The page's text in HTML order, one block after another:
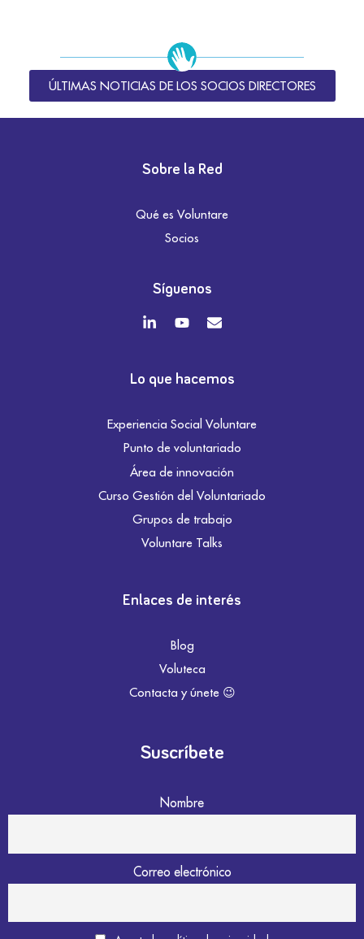
ÚLTIMAS NOTICIAS DE LOS SOCIOS DIRECTORES
Sobre la Red
Qué es Voluntare
Socios
Síguenos
Lo que hacemos
Experiencia Social Voluntare
Punto de voluntariado
Área de innovación
Curso Gestión del Voluntariado
Grupos de trabajo
Voluntare Talks
Enlaces de interés
Blog
Voluteca
Contacta y únete 😉
Suscríbete
Nombre
Correo electrónico